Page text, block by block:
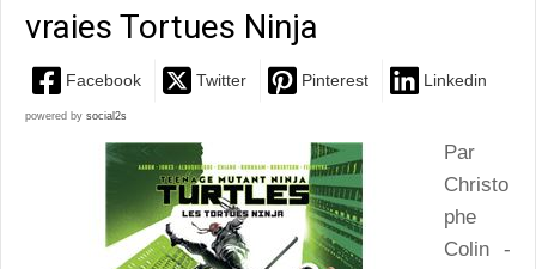
vraies Tortues Ninja
Facebook Twitter Pinterest Linkedin
powered by social2s
Par
Christo
phe
Colin -